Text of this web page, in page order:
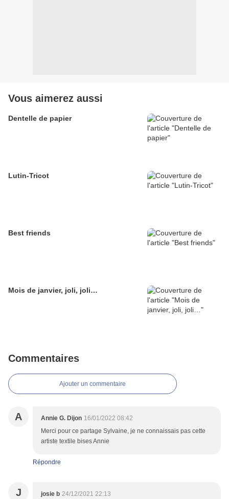
Vous aimerez aussi
Dentelle de papier
Lutin-Tricot
Best friends
Mois de janvier, joli, joli…
Commentaires
Ajouter un commentaire
A Annie G. Dijon 16/01/2022 08:42
Merci pour ce partage Sylvaine, je ne connaissais pas cette
artiste textile bises Annie
Répondre
J josie b 24/12/2021 22:13